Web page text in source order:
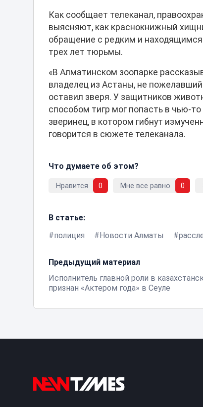
Как сообщает телеканал,
выясняют, как краснокнижный
обращение с редким и
трех лет тюрьмы.
«В Алматинском зоопарке
владелец из Астаны, не
оставил зверя. У защитников
способом тигр мог попасть в чью-
зверинец, в котором гибнут
говорится в сюжете телеканала.
Что думаете об этом?
Нравится 0 Мне все равно 0
В статье:
полиция
Новости Алматы
Предыдущий материал
Исполнитель главной роли в
признан «Актером года» в Сеуле